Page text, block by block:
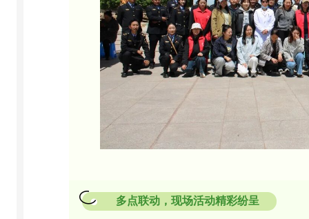
多点联动，现场活动精彩纷呈